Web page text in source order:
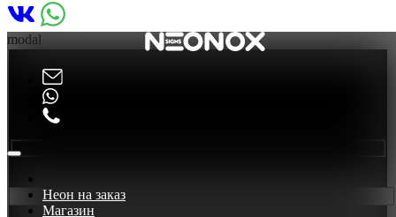
Неон на заказ
Магазин
modal
Оставить заявку
Ваше имя: *